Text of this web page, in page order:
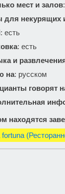
мест и залов
для некурящих
: есть
: есть
и
на: русском
говорят
находятся
fortuna